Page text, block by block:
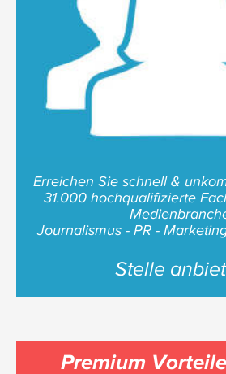
Erreichen Sie schnell &
31.000 hochqualifizierte
Journalismus - PR -
Stelle
Premium